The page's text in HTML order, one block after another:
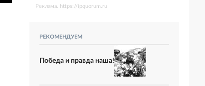
Реклама. https://ipquorum.ru
РЕКОМЕНДУЕМ
Победа и правда наша!